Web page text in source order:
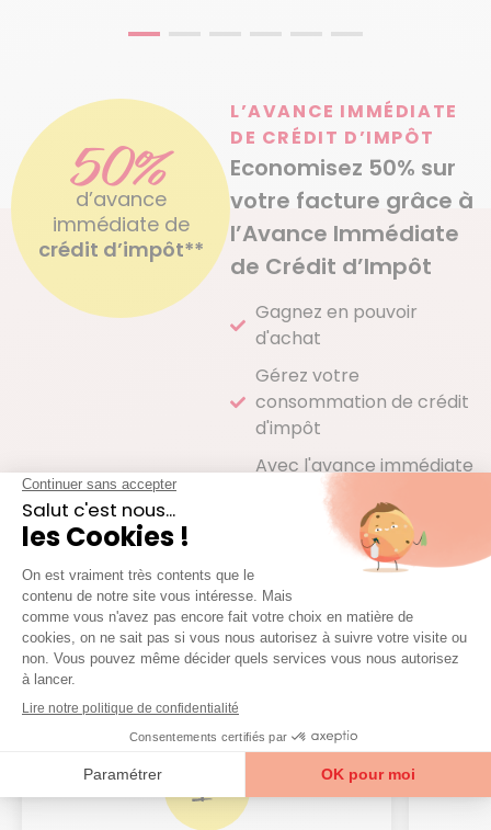
50%
d’avance
immédiate de
crédit d’impôt**
L’AVANCE IMMÉDIATE
DE CRÉDIT D’IMPÔT
Economisez 50% sur
votre facture grâce à
l’Avance Immédiate
de Crédit d’Impôt
Gagnez en pouvoir
d'achat
Gérez votre
consommation de crédit
d'impôt
Avec l'avance immédiate
ne payez que la moitié de
votre facture
Comment ça marche ?